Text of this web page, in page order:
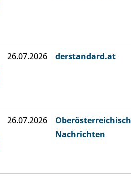
26.07.2026 derstandard.at
26.07.2026
Nachrichten